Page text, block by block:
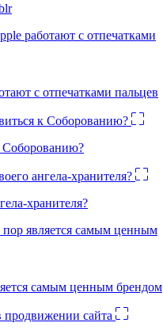
с отпечатками пальцев
Соборованию?
хранителя?
самым ценным брендом